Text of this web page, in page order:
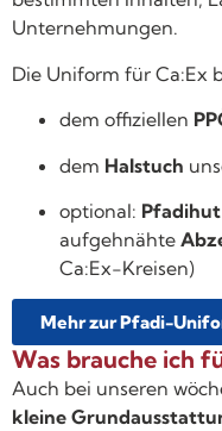
Unternehmungen.
Die Uniform für Ca:Ex
dem offiziellen
dem Halstuch
optional: Pfadihut
aufgehnähte
Ca:Ex-Kreisen)
Mehr zur Pfadi-
Was brauche ich
Auch bei unseren
kleine